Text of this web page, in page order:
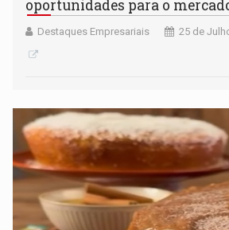
oportunidades para o
Destaques Empresariais 25 de